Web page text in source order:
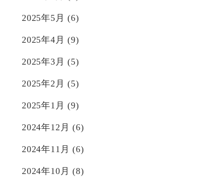
2025年5月 (6)
2025年4月 (9)
2025年3月 (5)
2025年2月 (5)
2025年1月 (9)
2024年12月 (6)
2024年11月 (6)
2024年10月 (8)